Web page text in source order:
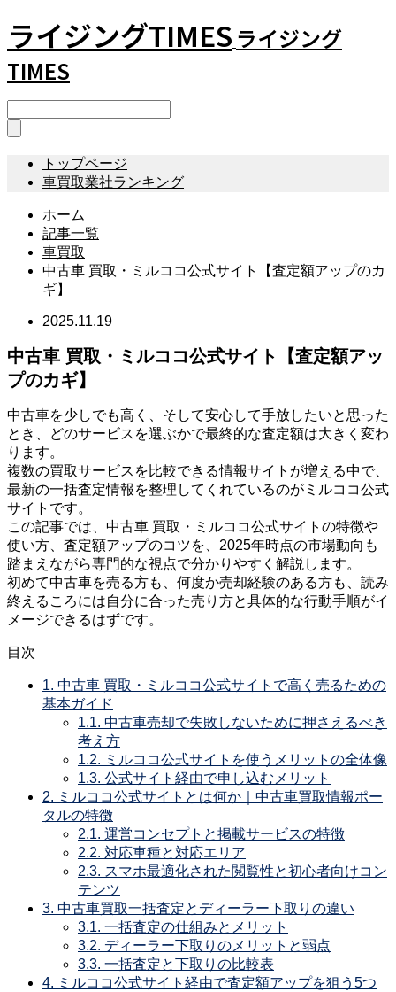
ライジングTIMES ライジング
TIMES
トップページ
車買取業社ランキング
ホーム
記事一覧
車買取
中古車 買取・ミルココ公式サイト【査定額アップのカ
ギ】
2025.11.19
中古車 買取・ミルココ公式サイト【査定額アッ
プのカギ】
中古車を少しでも高く、そして安心して手放したいと思った
とき、どのサービスを選ぶかで最終的な査定額は大きく変わ
ります。
複数の買取サービスを比較できる情報サイトが増える中で、
最新の一括査定情報を整理してくれているのがミルココ公式
サイトです。
この記事では、中古車 買取・ミルココ公式サイトの特徴や
使い方、査定額アップのコツを、2025年時点の市場動向も
踏まえながら専門的な視点で分かりやすく解説します。
初めて中古車を売る方も、何度か売却経験のある方も、読み
終えるころには自分に合った売り方と具体的な行動手順がイ
メージできるはずです。
目次
1. 中古車 買取・ミルココ公式サイトで高く売るための
基本ガイド
1.1. 中古車売却で失敗しないために押さえるべき
考え方
1.2. ミルココ公式サイトを使うメリットの全体像
1.3. 公式サイト経由で申し込むメリット
2. ミルココ公式サイトとは何か｜中古車買取情報ポー
タルの特徴
2.1. 運営コンセプトと掲載サービスの特徴
2.2. 対応車種と対応エリア
2.3. スマホ最適化された閲覧性と初心者向けコン
テンツ
3. 中古車買取一括査定とディーラー下取りの違い
3.1. 一括査定の仕組みとメリット
3.2. ディーラー下取りのメリットと弱点
3.3. 一括査定と下取りの比較表
4. ミルココ公式サイト経由で査定額アップを狙う5つ